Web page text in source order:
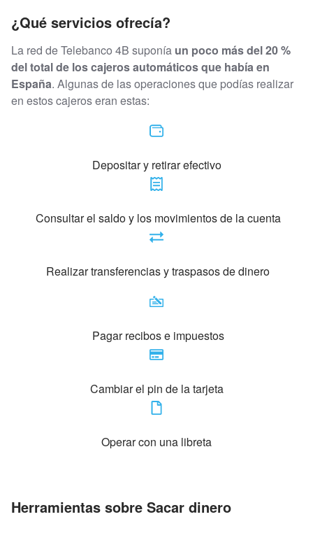
¿Qué servicios ofrecía?
La red de Telebanco 4B suponía un poco más del 20 %
del total de los cajeros automáticos que había en
España. Algunas de las operaciones que podías realizar
en estos cajeros eran estas:
Depositar y retirar efectivo
Consultar el saldo y los movimientos de la cuenta
Realizar transferencias y traspasos de dinero
Pagar recibos e impuestos
Cambiar el pin de la tarjeta
Operar con una libreta
Herramientas sobre Sacar dinero